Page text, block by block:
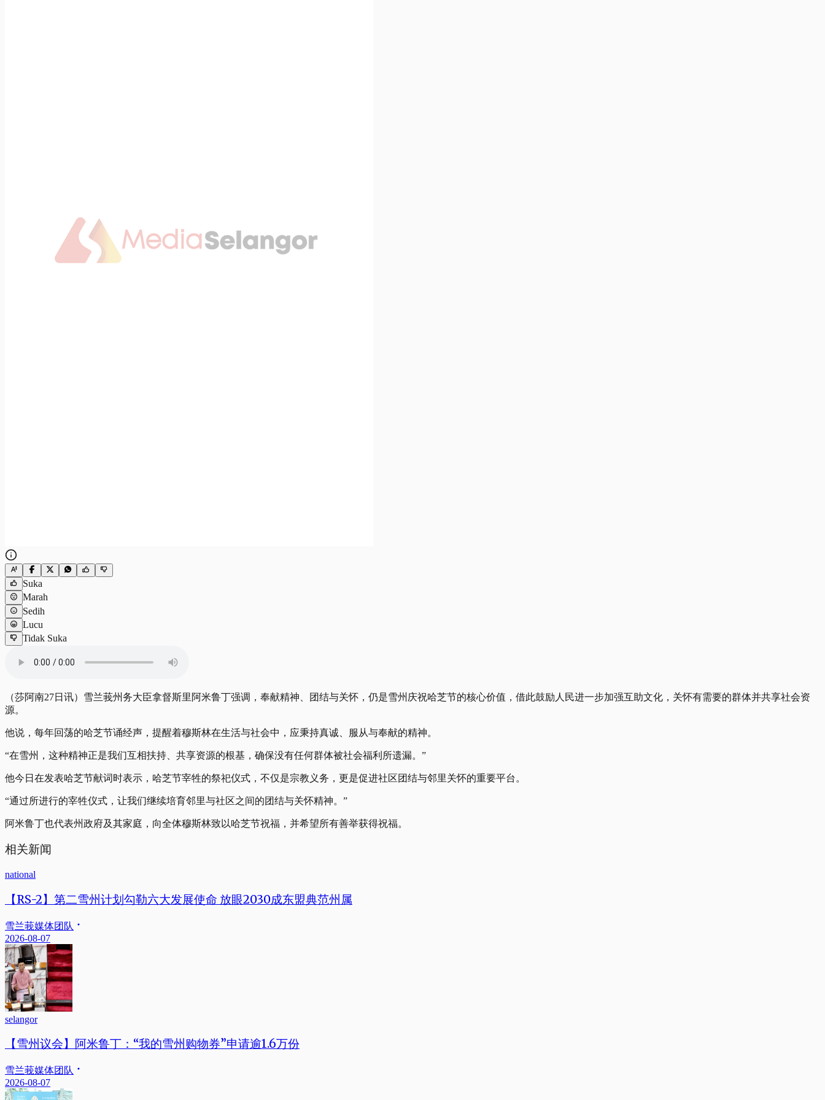
Suka
Marah
Sedih
Lucu
Tidak Suka
（莎阿南27日讯）雪兰莪州务大臣拿督斯里阿米鲁丁强调，奉献精神、团结与关怀，仍是雪州庆祝哈芝节的核心价值，借此鼓励人民进一步加强互助文化，关怀有需要的群体并共享社会资
源。
他说，每年回荡的哈芝节诵经声，提醒着穆斯林在生活与社会中，应秉持真诚、服从与奉献的精神。
“在雪州，这种精神正是我们互相扶持、共享资源的根基，确保没有任何群体被社会福利所遗漏。”
他今日在发表哈芝节献词时表示，哈芝节宰牲的祭祀仪式，不仅是宗教义务，更是促进社区团结与邻里关怀的重要平台。
“通过所进行的宰牲仪式，让我们继续培育邻里与社区之间的团结与关怀精神。”
阿米鲁丁也代表州政府及其家庭，向全体穆斯林致以哈芝节祝福，并希望所有善举获得祝福。
相关新闻
national
【RS-2】第二雪州计划勾勒六大发展使命 放眼2030成东盟典范州属
雪兰莪媒体团队
2026-08-07
selangor
【雪州议会】阿米鲁丁：“我的雪州购物券”申请逾1.6万份
雪兰莪媒体团队
2026-08-07